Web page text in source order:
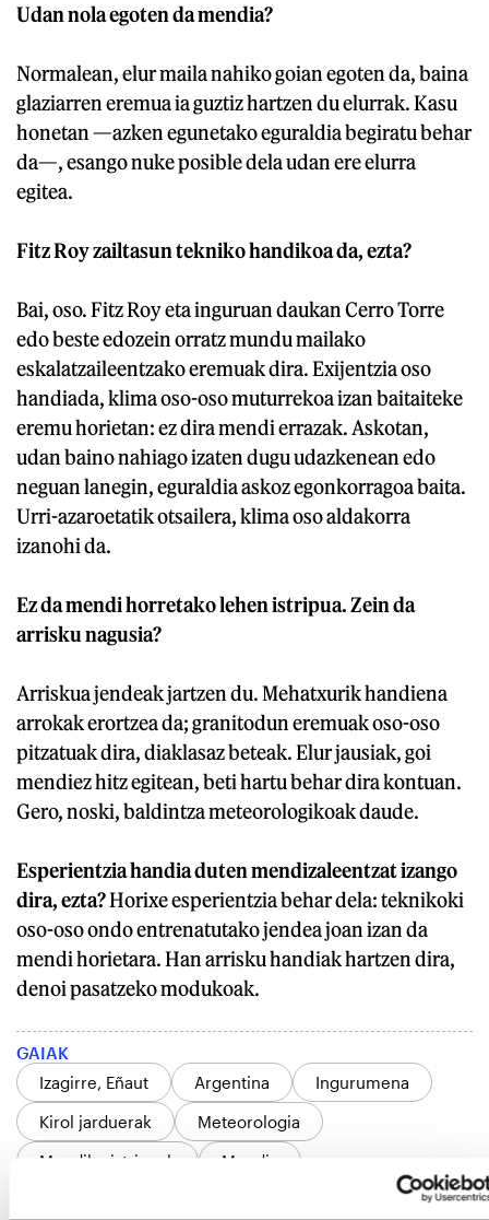
Udan nola egoten da mendia?
Normalean, elur maila nahiko goian egoten da, baina
glaziarren eremua ia guztiz hartzen du elurrak. Kasu
honetan —azken egunetako eguraldia begiratu behar
da—, esango nuke posible dela udan ere elurra
egitea.
Fitz Roy zailtasun tekniko handikoa da, ezta?
Bai, oso. Fitz Roy eta inguruan daukan Cerro Torre
edo beste edozein orratz mundu mailako
eskalatzaileentzako eremuak dira. Exijentzia oso
handiada, klima oso-oso muturrekoa izan baitaiteke
eremu horietan: ez dira mendi errazak. Askotan,
udan baino nahiago izaten dugu udazkenean edo
neguan lanegin, eguraldia askoz egonkorragoa baita.
Urri-azaroetatik otsailera, klima oso aldakorra
izanohi da.
Ez da mendi horretako lehen istripua. Zein da
arrisku nagusia?
Arriskua jendeak jartzen du. Mehatxurik handiena
arrokak erortzea da; granitodun eremuak oso-oso
pitzatuak dira, diaklasaz beteak. Elur jausiak, goi
mendiez hitz egitean, beti hartu behar dira kontuan.
Gero, noski, baldintza meteorologikoak daude.
Esperientzia handia duten mendizaleentzat izango
dira, ezta?Horixe esperientzia behar dela: teknikoki
oso-oso ondo entrenatutako jendea joan izan da
mendi horietara. Han arrisku handiak hartzen dira,
denoi pasatzeko modukoak.
GAIAK
Izagirre, Eñaut
Argentina
Ingurumena
Kirol jarduerak
Meteorologia
Mendiko istripuak
Mendia